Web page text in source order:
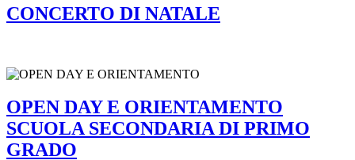
CONCERTO DI NATALE
OPEN DAY E ORIENTAMENTO
SCUOLA SECONDARIA DI PRIMO
GRADO